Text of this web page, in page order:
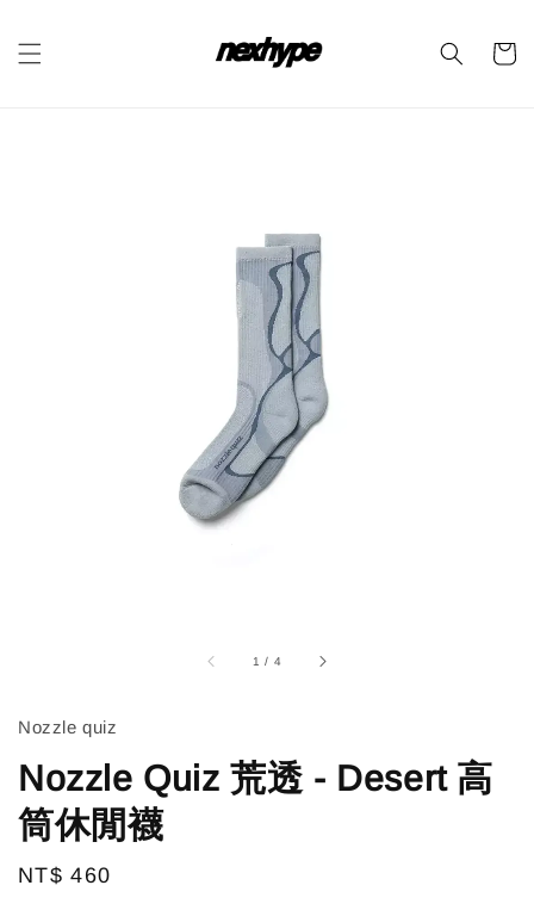
1 / 4
Nozzle quiz
Nozzle Quiz 荒透 - Desert 高
筒休閒襪
Regular
NT$ 460